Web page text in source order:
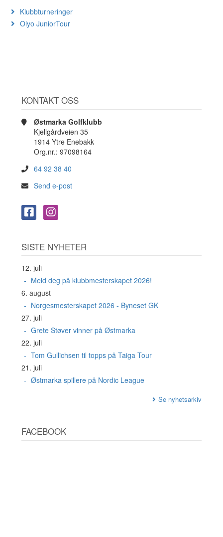
Klubbturneringer
Olyo JuniorTour
KONTAKT OSS
Østmarka Golfklubb
Kjellgårdveien 35
1914 Ytre Enebakk
Org.nr.: 97098164
64 92 38 40
Send e-post
SISTE NYHETER
12. juli
Meld deg på klubbmesterskapet 2026!
6. august
Norgesmesterskapet 2026 - Byneset GK
27. juli
Grete Støver vinner på Østmarka
22. juli
Tom Gullichsen til topps på Taiga Tour
21. juli
Østmarka spillere på Nordic League
Se nyhetsarkiv
FACEBOOK